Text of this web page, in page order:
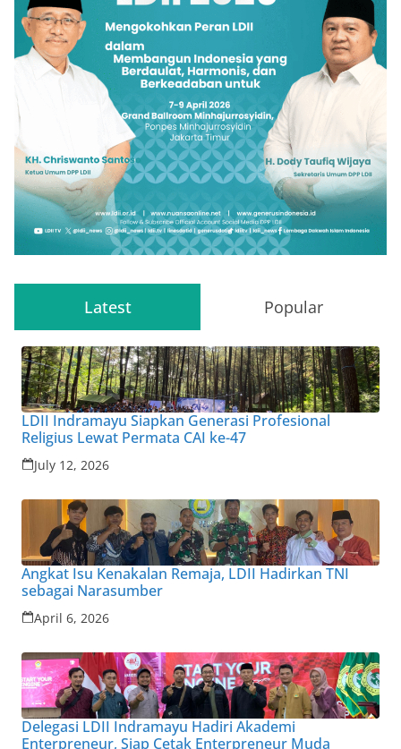
Latest Popular
LDII Indramayu Siapkan Generasi Profesional
Religius Lewat Permata CAI ke-47
July 12, 2026
Angkat Isu Kenakalan Remaja, LDII Hadirkan TNI
sebagai Narasumber
April 6, 2026
Delegasi LDII Indramayu Hadiri Akademi
Enterpreneur, Siap Cetak Enterpreneur Muda